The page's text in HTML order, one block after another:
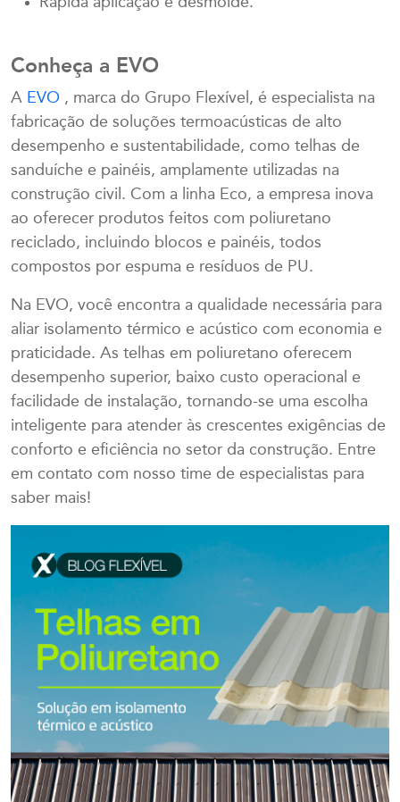
Conheça a EVO
A EVO , marca do Grupo Flexível, é especialista na
fabricação de soluções termoacústicas de alto
desempenho e sustentabilidade, como telhas de
sanduíche e painéis, amplamente utilizadas na
construção civil. Com a linha Eco, a empresa inova
ao oferecer produtos feitos com poliuretano
reciclado, incluindo blocos e painéis, todos
compostos por espuma e resíduos de PU.
Na EVO, você encontra a qualidade necessária para
aliar isolamento térmico e acústico com economia e
praticidade. As telhas em poliuretano oferecem
desempenho superior, baixo custo operacional e
facilidade de instalação, tornando-se uma escolha
inteligente para atender às crescentes exigências de
conforto e eficiência no setor da construção. Entre
em contato com nosso time de especialistas para
saber mais!